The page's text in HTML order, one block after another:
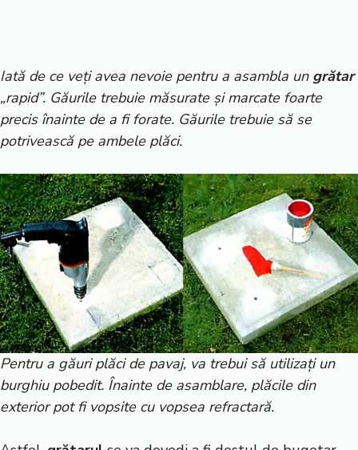
Iată de ce veți avea nevoie pentru a asambla un grătar
„rapid”. Găurile trebuie măsurate și marcate foarte
precis înainte de a fi forate. Găurile trebuie să se
potrivească pe ambele plăci.
Pentru a găuri plăci de pavaj, va trebui să utilizați un
burghiu pobedit. Înainte de asamblare, plăcile din
exterior pot fi vopsite cu vopsea refractară.